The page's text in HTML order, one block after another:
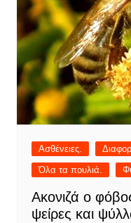
Ασθένειες.
Όλα τα πουλιά.
Ακονιζά ο
ψείρες και